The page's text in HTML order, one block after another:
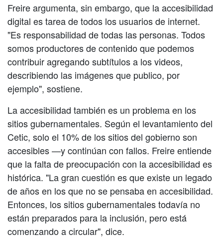
Freire argumenta, sin embargo, que la accesibilidad
digital es tarea de todos los usuarios de internet.
"Es responsabilidad de todas las personas. Todos
somos productores de contenido que podemos
contribuir agregando subtítulos a los videos,
describiendo las imágenes que publico, por
ejemplo", sostiene.
La accesibilidad también es un problema en los
sitios gubernamentales. Según el levantamiento del
Cetic, solo el 10% de los sitios del gobierno son
accesibles —y continúan con fallos. Freire entiende
que la falta de preocupación con la accesibilidad es
histórica. "La gran cuestión es que existe un legado
de años en los que no se pensaba en accesibilidad.
Entonces, los sitios gubernamentales todavía no
están preparados para la inclusión, pero está
comenzando a circular", dice.